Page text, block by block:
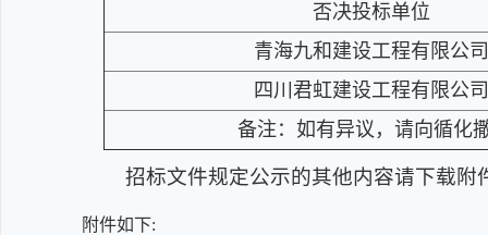
否决投标单位
青海九和建设工程有限公司
四川君虹建设工程有限公司
备注：如有异议，请向循化
招标文件规定公示的其他内容请下载附
附件如下: